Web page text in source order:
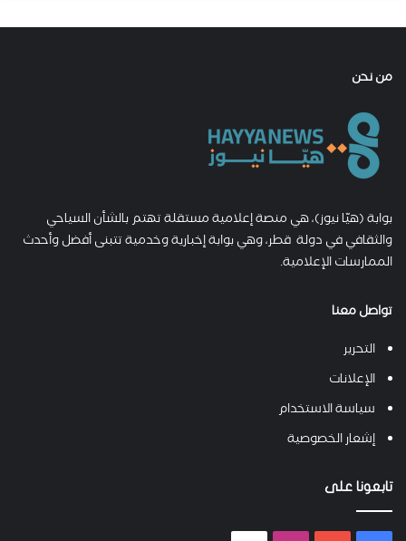
من نحن
بوابة (هيّا نيوز)، هي منصة إعلامية مستقلة تهتم بالشأن السياحي
والثقافي في دولة قطر، وهي بوابة إخبارية وخدمية تتبنى أفضل وأحدث
الممارسات الإعلامية.
تواصل معنا
التحرير
الإعلانات
سياسة الاستخدام
إشعار الخصوصية
تابعونا على